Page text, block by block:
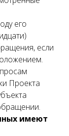
его
если
Проекта
имеют